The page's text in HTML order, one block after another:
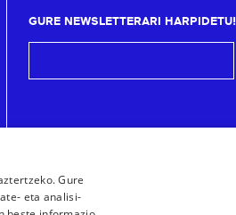
GURE NEWSLETTERARI HARPIDETU!
Gure
eta analisi-